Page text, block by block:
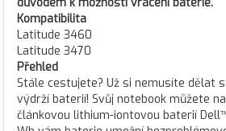
Kompatibilita
Latitude 3460
Latitude 3470
Přehled
Stále cestujete? Už si nemusíte dělat
výdrží baterií! Svůj notebook můžete
článkovou lithium-iontovou baterií